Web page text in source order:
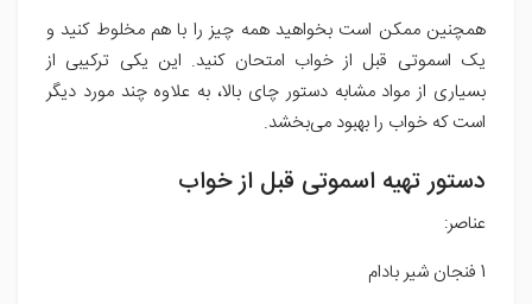
همچنین ممکن است بخواهید همه چیز را با هم مخلوط کنید و
یک اسموتی قبل از خواب امتحان کنید. این یکی ترکیبی از
بسیاری از مواد مشابه دستور چای بالا، به علاوه چند مورد دیگر
است که خواب را بهبود می‌بخشد.
دستور تهیه اسموتی قبل از خواب
عناصر:
1 فنجان شیر بادام